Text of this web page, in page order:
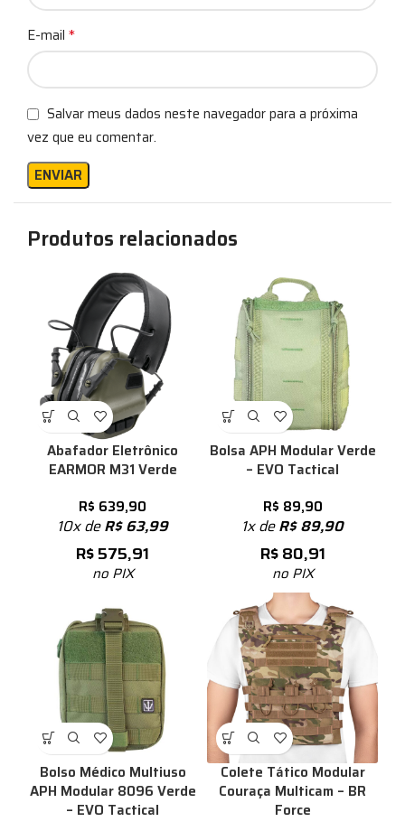
E-mail *
Salvar meus dados neste navegador para a próxima
vez que eu comentar.
Produtos relacionados
Abafador Eletrônico
EARMOR M31 Verde
R$ 639,90
10x deR$63,99
R$575,91
no PIX
Bolsa APH Modular Verde
– EVO Tactical
R$ 89,90
1x deR$89,90
R$80,91
no PIX
Bolso Médico Multiuso
APH Modular 8096 Verde
– EVO Tactical
Colete Tático Modular
Couraça Multicam – BR
Force